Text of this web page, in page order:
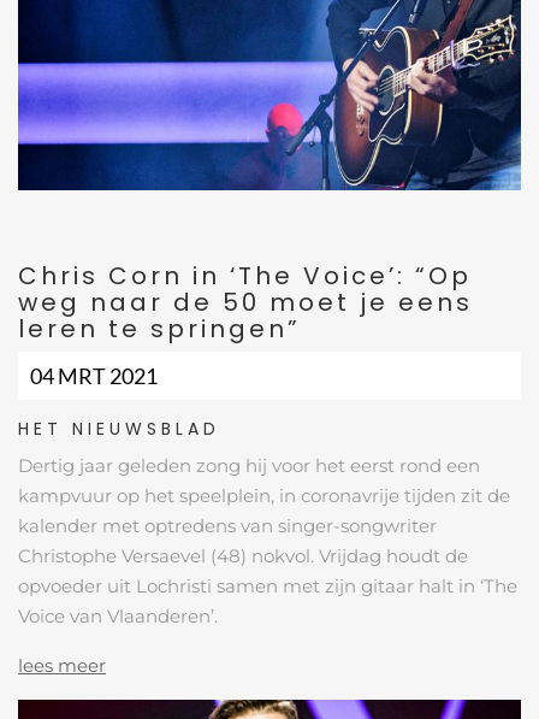
Chris Corn in ‘The Voice’: “Op
weg naar de 50 moet je eens
leren te springen”
04 MRT 2021
HET NIEUWSBLAD
Dertig jaar geleden zong hij voor het eerst rond een
kampvuur op het speelplein, in coronavrije tijden zit de
kalender met optredens van singer-songwriter
Christophe Versaevel (48) nokvol. Vrijdag houdt de
opvoeder uit Lochristi samen met zijn gitaar halt in ‘The
Voice van Vlaanderen’.
lees meer